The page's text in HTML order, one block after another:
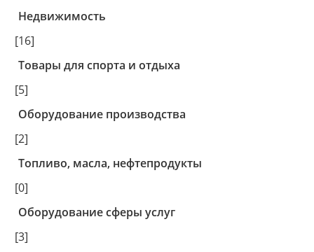
Недвижимость
[16]
Товары для спорта и отдыха
[5]
Оборудование производства
[2]
Топливо, масла, нефтепродукты
[0]
Оборудование сферы услуг
[3]